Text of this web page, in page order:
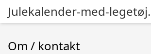
Julekalender-med-
Om / kontakt